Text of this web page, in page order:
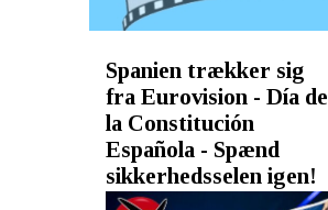
Spanien trækker sig
fra Eurovision - Día de
la Constitución
Española - Spænd
sikkerhedsselen igen!